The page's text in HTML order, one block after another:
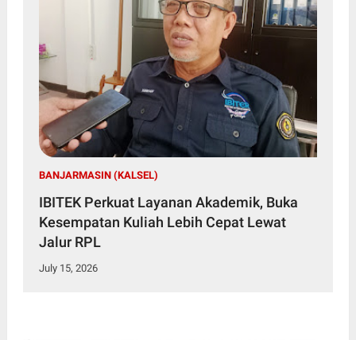
BANJARMASIN (KALSEL)
IBITEK Perkuat Layanan Akademik, Buka
Kesempatan Kuliah Lebih Cepat Lewat
Jalur RPL
July 15, 2026